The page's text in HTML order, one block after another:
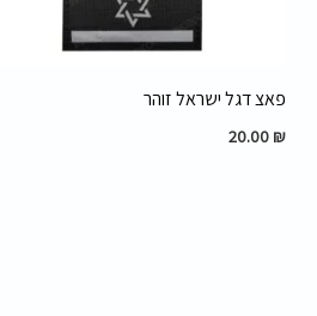
פאצ דגל ישראל זוהר
20.00 ₪